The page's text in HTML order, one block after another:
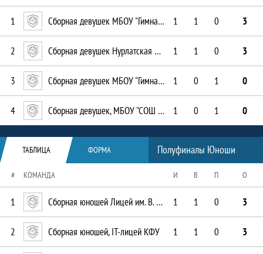
1 Сборная девушек МБОУ "Гимназия № 6" 1 1 0 3
2 Сборная девушек Нурлатская СОШ 1 1 0 3
3 Сборная девушек МБОУ "Гимназия им. Наби Даули" 1 0 1 0
4 Сборная девушек, МБОУ "СОШ № 8" 1 0 1 0
Таблица
ТАБЛИЦА ФОРМА Полуфиналы Юноши
# КОМАНДА И В П О
1 Сборная юношей Лицей им. В. В. Карпова 1 1 0 3
2 Сборная юношей, IT-лицей КФУ 1 1 0 3